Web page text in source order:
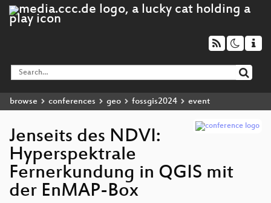
browse conferences geo fossgis2024 event
Jenseits des NDVI:
Hyperspektrale
Fernerkundung in QGIS mit
der EnMAP-Box